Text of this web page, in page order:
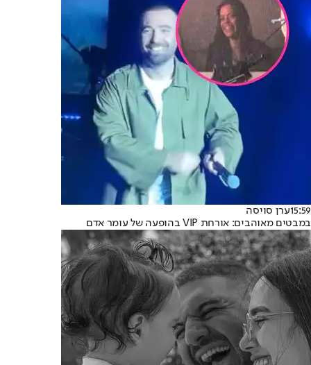
15:59ערן סויסה
במבטים מאוהבים: אורחת VIP בהופעה של עומר אדם